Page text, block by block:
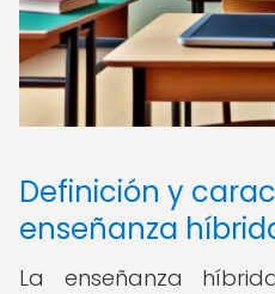
Definición y
enseñanza
La enseñanza